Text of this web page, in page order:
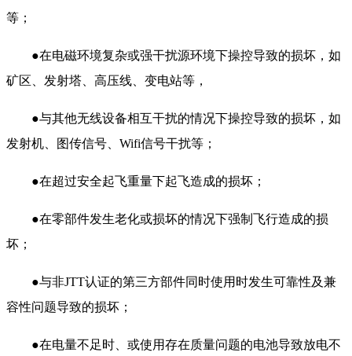
等；
●在电磁环境复杂或强干扰源环境下操控导致的损坏，如
矿区、发射塔、高压线、变电站等，
●与其他无线设备相互干扰的情况下操控导致的损坏，如
发射机、图传信号、Wifi信号干扰等；
●在超过安全起飞重量下起飞造成的损坏；
●在零部件发生老化或损坏的情况下强制飞行造成的损
坏；
●与非JTT认证的第三方部件同时使用时发生可靠性及兼
容性问题导致的损坏；
●在电量不足时、或使用存在质量问题的电池导致放电不